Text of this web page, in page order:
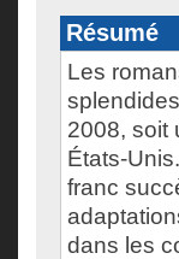
Résumé
Les
2008, soit
États-
franc
dans les